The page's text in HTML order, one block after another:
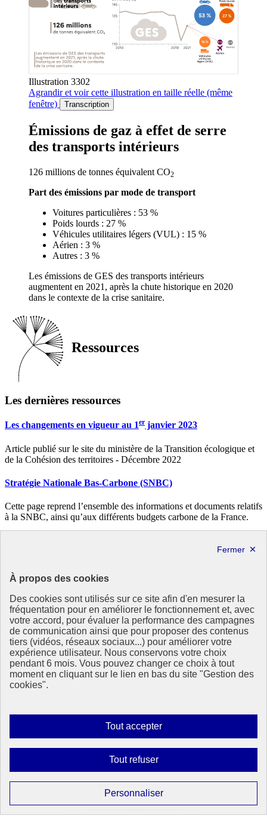
À propos des cookies
Des cookies sont utilisés sur ce site afin d'en mesurer la
fréquentation pour en améliorer le fonctionnement et, avec
votre accord, pour évaluer la performance des campagnes
de communication ainsi que pour proposer des contenus
tiers (vidéos, réseaux sociaux...) pour améliorer votre
expérience utilisateur. Nous conservons votre choix
pendant 6 mois. Vous pouvez changer ce choix à tout
moment en cliquant sur le lien en bas du site "Gestion des
cookies".
Tout accepterAutoriser
tous
Tout refuserInterdire
tous
PersonnaliserParamétrer
les
Nouvelle
mobilité,
pouvez
mobilité
Nouvelle
Illustration 3302
Agrandiret voir cette illustration en taille réelle (même
fenêtre)
Transcription
Émissions de gaz à effet de serre
des transports intérieurs
126 millions de tonnes équivalent CO2
Part des émissions par mode de transport
Voitures particulières : 53 %
Poids lourds : 27 %
Véhicules utilitaires légers (VUL) : 15 %
Aérien : 3 %
Autres : 3 %
Les émissions de GES des transports intérieurs
augmentent en 2021, après la chute historique en 2020
dans le contexte de la crise sanitaire.
Ressources
Les dernières ressources
Les changements en vigueur au 1er janvier 2023
Article publié sur le site du ministère de la Transition écologique et
de la Cohésion des territoires - Décembre 2022
Stratégie Nationale Bas-Carbone (SNBC)
Cette page reprend l’ensemble des informations et documents relatifs
à la SNBC, ainsi qu’aux différents budgets carbone de la France.
l’environnement, du développement durable et trouver des services
utiles
info.gouv.fr- ouvre une nouvelle fenêtre
service-public.fr- ouvre une nouvelle fenêtre
legifrance.gouv.fr- ouvre une nouvelle fenêtre
data.gouv.fr - ouvre une nouvelle fenêtre
Partenaire
Eionet Portal